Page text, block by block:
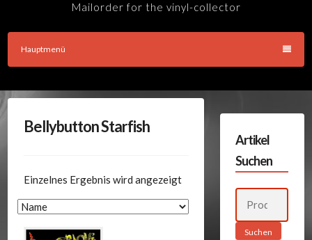
Mailorder for the vinyl-collector
Hauptmenü
Bellybutton Starfish
Einzelnes Ergebnis wird angezeigt
Artikel
Suchen
Suchen